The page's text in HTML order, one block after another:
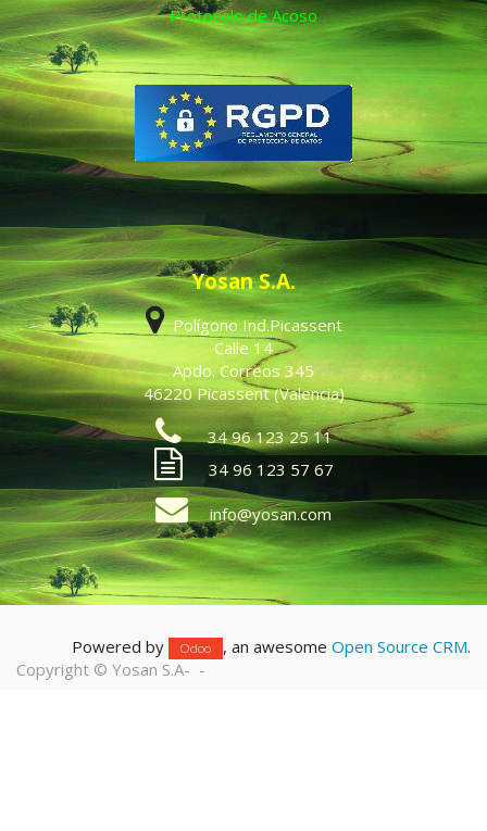
Protocolo de Acoso
Yosan S.A.
Polígono Ind.Picassent
Calle 14
Apdo. Correos 345
46220 Picassent (Valencia)
34 96 123 25 11
34 96 123 57 67
info@yosan.com
Powered by Odoo , an awesome Open Source CRM.
Copyright © Yosan S.A- -